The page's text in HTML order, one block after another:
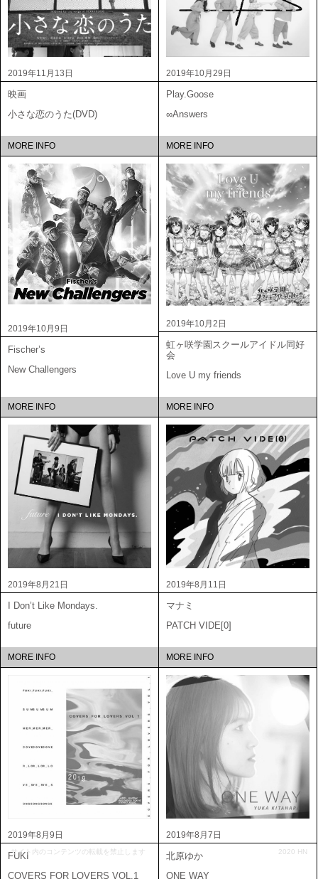
2019年11月13日
映画
小さな恋のうた(DVD)
MORE INFO
2019年10月29日
Play.Goose
∞Answers
MORE INFO
2019年10月9日
Fischer’s
New Challengers
MORE INFO
2019年10月2日
虹ヶ咲学園スクールアイドル同好
会
Love U my friends
MORE INFO
2019年8月21日
I Don’t Like Mondays.
future
MORE INFO
2019年8月11日
マナミ
PATCH VIDE[0]
MORE INFO
2019年8月9日
FUKI
COVERS FOR LOVERS VOL.1
2019年8月7日
北原ゆか
ONE WAY
サイト内のコンテンツの転載を禁止します 2020 HN